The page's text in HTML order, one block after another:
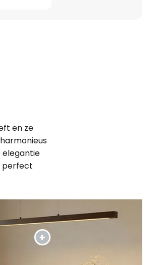
en ze
elegantie
perfect